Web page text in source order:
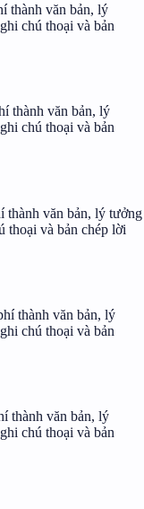
thành văn bản, lý
chú thoại và bản
thành văn bản, lý
chú thoại và bản
thành văn bản, lý tưởng
thoại và bản chép lời
thành văn bản, lý
chú thoại và bản
thành văn bản, lý
chú thoại và bản